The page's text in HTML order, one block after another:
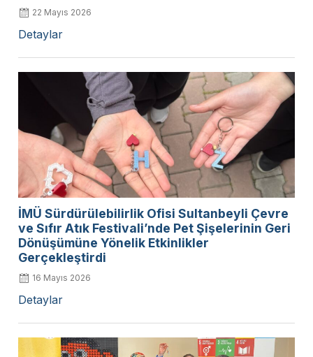
22 Mayıs 2026
Detaylar
İMÜ Sürdürülebilirlik Ofisi Sultanbeyli Çevre
ve Sıfır Atık Festivali’nde Pet Şişelerinin Geri
Dönüşümüne Yönelik Etkinlikler
Gerçekleştirdi
16 Mayıs 2026
Detaylar